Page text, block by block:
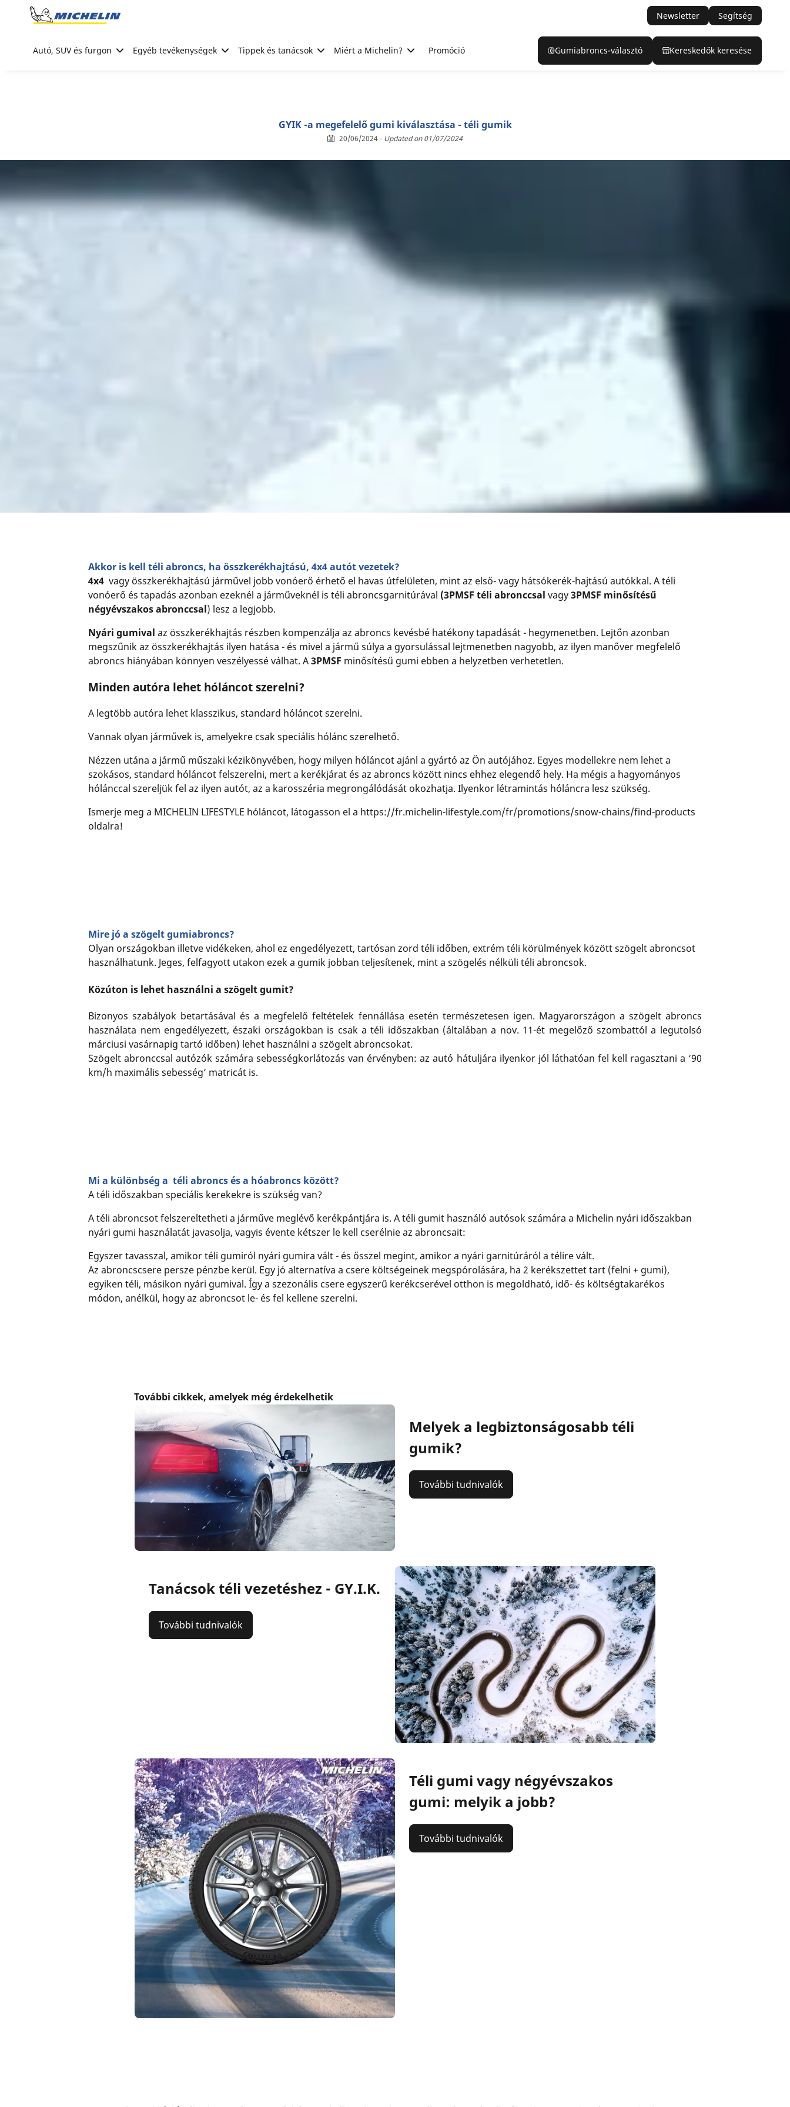
Go to page content
Newsletter Segítség
Autó, SUV és furgon Egyéb tevékenységek Tippek és tanácsok Miért a Michelin? Promóció Gumiabroncs-választó Kereskedők keresése
GYIK -a megefelelő gumi kiválasztása - téli gumik
20/06/2024- Updated on 01/07/2024
Akkor is kell téli abroncs, ha összkerékhajtású, 4x4 autót vezetek?
4x4vagy összkerékhajtású járművel jobb vonóerő érhető el havas útfelületen, mint az első- vagy hátsókerék-hajtású autókkal. A téli
vonóerő és tapadás azonban ezeknél a járműveknél is téli abroncsgarnitúrával (3PMSF téli abronccsalvagy3PMSF minősítésű
négyévszakos abronccsal) lesz a legjobb.
Nyári gumivalaz összkerékhajtás részben kompenzálja az abroncs kevésbé hatékony tapadását - hegymenetben. Lejtőn azonban
megszűnik az összkerékhajtás ilyen hatása - és mivel a jármű súlya a gyorsulással lejtmenetben nagyobb, az ilyen manőver megfelelő
abroncs hiányában könnyen veszélyessé válhat. A3PMSF minősítésű gumi ebben a helyzetben verhetetlen.
Minden autóra lehet hóláncot szerelni?
A legtöbb autóra lehet klasszikus, standard hóláncot szerelni.
Vannak olyan járművek is, amelyekre csak speciális hólánc szerelhető.
Nézzen utána a jármű műszaki kézikönyvében, hogy milyen hóláncot ajánl a gyártó az Ön autójához. Egyes modellekre nem lehet a
szokásos, standard hóláncot felszerelni, mert a kerékjárat és az abroncs között nincs ehhez elegendő hely. Ha mégis a hagyományos
hólánccal szereljük fel az ilyen autót, az a karosszéria megrongálódását okozhatja. Ilyenkor létramintás hóláncra lesz szükség.
Ismerje meg a MICHELIN LIFESTYLE hóláncot, látogasson el a https://fr.michelin-lifestyle.com/fr/promotions/snow-chains/find-products
oldalra!
Mire jó a szögelt gumiabroncs?
Olyan országokban illetve vidékeken, ahol ez engedélyezett, tartósan zord téli időben, extrém téli körülmények között szögelt abroncsot
használhatunk. Jeges, felfagyott utakon ezek a gumik jobban teljesítenek, mint a szögelés nélküli téli abroncsok.
Közúton is lehet használni a szögelt gumit?
Bizonyos szabályok betartásával és a megfelelő feltételek fennállása esetén természetesen igen. Magyarországon a szögelt abroncs
használata nem engedélyezett, északi országokban is csak a téli időszakban (általában a nov. 11-ét megelőző szombattól a legutolsó
márciusi vasárnapig tartó időben) lehet használni a szögelt abroncsokat.
Szögelt abronccsal autózók számára sebességkorlátozás van érvényben: az autó hátuljára ilyenkor jól láthatóan fel kell ragasztani a ‘90
km/h maximális sebesség’ matricát is.
Mi a különbség a téli abroncs és a hóabroncs között?
A téli időszakban speciális kerekekre is szükség van?
A téli abroncsot felszereltetheti a járműve meglévő kerékpántjára is. A téli gumit használó autósok számára a Michelin nyári időszakban
nyári gumi használatát javasolja, vagyis évente kétszer le kell cserélnie az abroncsait:
Egyszer tavasszal, amikor téli gumiról nyári gumira vált - és ősszel megint, amikor a nyári garnitúráról a télire vált.
Az abroncscsere persze pénzbe kerül. Egy jó alternatíva a csere költségeinek megspórolására, ha 2 kerékszettet tart (felni + gumi),
egyiken téli, másikon nyári gumival. Így a szezonális csere egyszerű kerékcserével otthon is megoldható, idő- és költségtakarékos
módon, anélkül, hogy az abroncsot le- és fel kellene szerelni.
További cikkek, amelyek még érdekelhetik
Melyek a legbiztonságosabb téli
gumik?
További tudnivalók
Tanácsok téli vezetéshez - GY.I.K.
További tudnivalók
Téli gumi vagy négyévszakos
gumi: melyik a jobb?
További tudnivalók